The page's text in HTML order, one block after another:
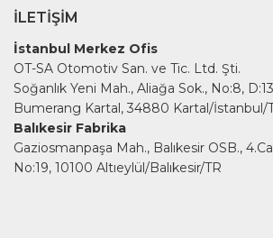
İLETIŞIM
İstanbul Merkez Ofis
OT-SA Otomotiv San. ve Tic. Ltd. Şti.
Soğanlık Yeni Mah., Aliağa Sok., No:8,
Bumerang Kartal, 34880 Kartal/İstanbul/
Balıkesir Fabrika
Gaziosmanpaşa Mah., Balıkesir OSB.,
No:19, 10100 Altıeylül/Balıkesir/TR